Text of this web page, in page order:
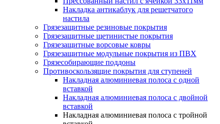
Накладка антикаблук для решетчатого
настила
Грязезащитные резиновые покрытия
Грязезащитные щетинистые покрытия
Грязезащитные ворсовые ковры
Грязезащитные модульные покрытия из ПВХ
Грязесобирающие поддоны
Противоскользящие покрытия для ступеней
Накладная алюминиевая полоса с одной
вставкой
Накладная алюминиевая полоса с двойной
вставкой
Накладная алюминиевая полоса с тройной